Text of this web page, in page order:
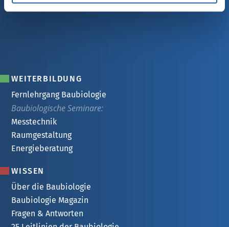
WEITERBILDUNG
Fernlehrgang Baubiologie
Baubiologische Seminare:
Messtechnik
Raumgestaltung
Energieberatung
WISSEN
Über die Baubiologie
Baubiologie Magazin
Fragen & Antworten